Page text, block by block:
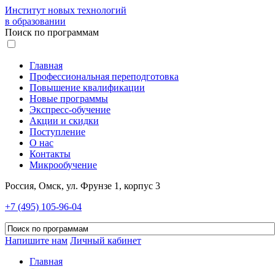
Институт новых технологий
в образовании
Поиск по программам
Главная
Профессиональная переподготовка
Повышение квалификации
Новые программы
Экспресс-обучение
Акции и скидки
Поступление
О нас
Контакты
Микрообучение
Россия, Омск, ул. Фрунзе 1, корпус 3
+7 (495) 105-96-04
Напишите нам Личный кабинет
Главная